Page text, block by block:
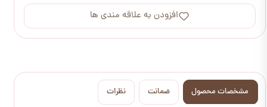
افزودن به علاقه مندی ها
مشخصات محصول ضمانت نظرات